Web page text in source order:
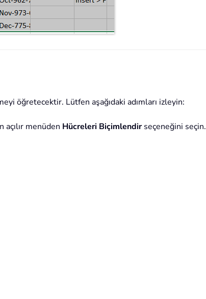
öğretecektir. Lütfen aşağıdaki adımları izleyin:
açılır menüden Hücreleri Biçimlendirseçeneğini seçin.